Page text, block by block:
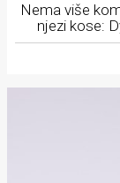
Nema više
njezi kose: